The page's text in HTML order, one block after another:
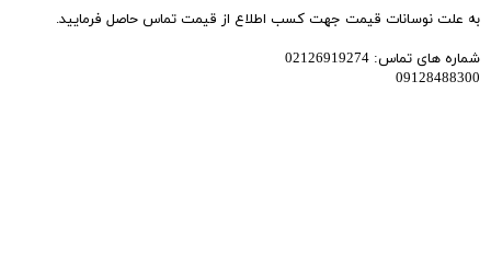
به علت نوسانات قیمت جهت کسب اطلاع از قیمت تماس حاصل فرمایید.
شماره های تماس: 02126919274
09128488300